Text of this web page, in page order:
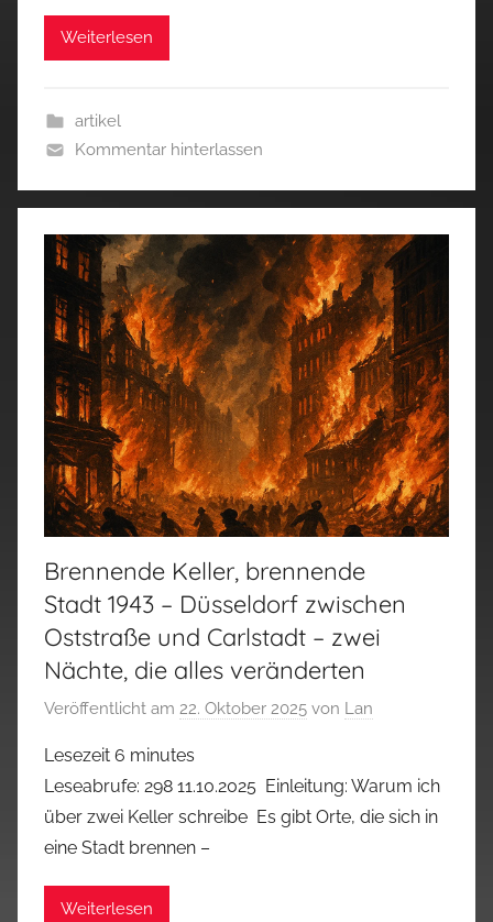
Weiterlesen
artikel
Kommentar hinterlassen
Brennende Keller, brennende
Stadt 1943 – Düsseldorf zwischen
Oststraße und Carlstadt – zwei
Nächte, die alles veränderten
Veröffentlicht am 22. Oktober 2025 von Lan
Lesezeit 6 minutes
Leseabrufe: 298 11.10.2025 Einleitung: Warum ich
über zwei Keller schreibe Es gibt Orte, die sich in
eine Stadt brennen –
Weiterlesen